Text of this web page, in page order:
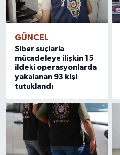
GÜNCEL
Siber suçlarla
mücadeleye ilişkin 15
ildeki operasyonlarda
yakalanan 93 kişi
tutuklandı